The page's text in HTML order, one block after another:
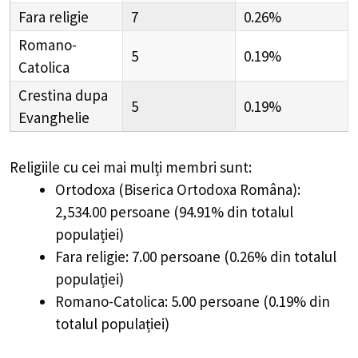
Fara religie 7
0.26%
Romano-
Catolica
5 0.19%
Crestina dupa
Evanghelie
5 0.19%
Religiile cu cei mai mulți membri sunt:
Ortodoxa (Biserica Ortodoxa Româna):
2,534.00 persoane (94.91% din totalul
populației)
Fara religie: 7.00 persoane (0.26% din totalul
populației)
Romano-Catolica: 5.00 persoane (0.19% din
totalul populației)